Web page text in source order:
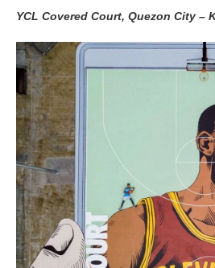
YCL Covered Court, Quezon City –